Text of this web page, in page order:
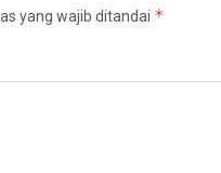
yang wajib ditandai *